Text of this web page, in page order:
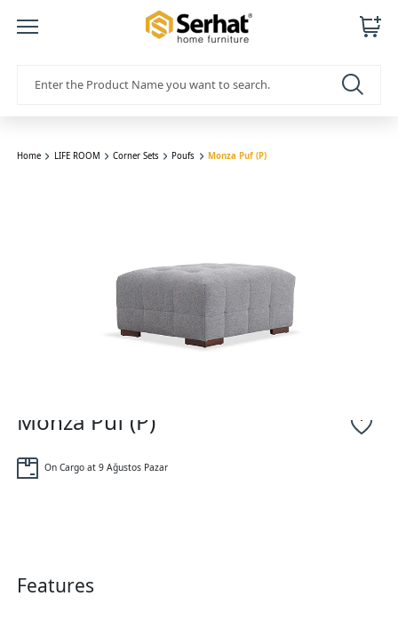
Home LIFE ROOM Corner Sets Poufs Monza Puf (P)
Monza Puf (P)
On Cargo at 9 Ağustos Pazar
Features